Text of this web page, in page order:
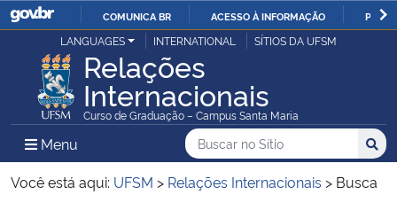
IR
PARA
O
CONTEÚDO
COMUNICA BR ACESSO À INFORMAÇÃO
Ministério da Justiça e Segurança Pública
Ministério da Defesa
Ministério das Relações Exteriores
LANGUAGES INTERNATIONAL SÍTIOS DA UFSM
Relações
Internacionais
Curso de Graduação – Campus Santa Maria
Menu Menu Principal do Sítio
Busca
Buscar no no Sítio
Busca:
Você está aqui: UFSM > Relações Internacionais > Busca